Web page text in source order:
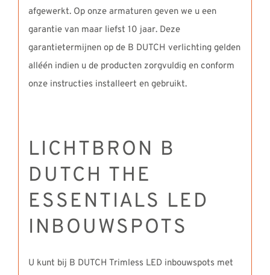
afgewerkt. Op onze armaturen geven we u een
garantie van maar liefst 10 jaar. Deze
garantietermijnen op de B DUTCH verlichting gelden
alléén indien u de producten zorgvuldig en conform
onze instructies installeert en gebruikt.
LICHTBRON B
DUTCH THE
ESSENTIALS LED
INBOUWSPOTS
U kunt bij B DUTCH Trimless LED inbouwspots met